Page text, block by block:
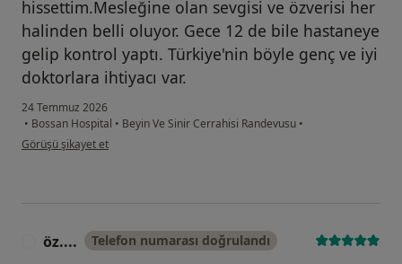
hissettim.Mesleğine olan sevgisi ve özverisi her
halinden belli oluyor. Gece 12 de bile hastaneye
gelip kontrol yaptı. Türkiye'nin böyle genç ve iyi
doktorlara ihtiyacı var.
24 Temmuz 2026
• Bossan Hospital • Beyin Ve Sinir Cerrahisi Randevusu •
kullanıcının görüşüne göre y....a
Görüşü şikayet et
öz.... Telefon numarası doğrulandı